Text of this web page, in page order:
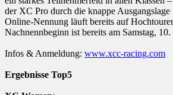
der XC Pro durch die knappe
Online-Nennung läuft bereits auf
Nachnennbeginn ist bereits am Samstag,
Infos & Anmeldung: www.xcc-racing.com
Ergebnisse Top5